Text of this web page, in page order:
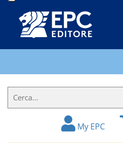
LIBRI
IL
FORMATORE
My EPC